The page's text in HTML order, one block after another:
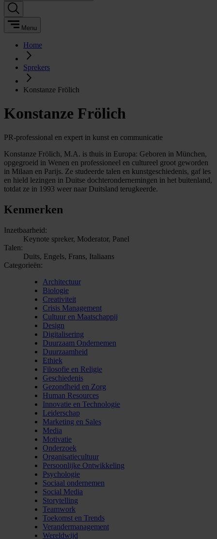
Menu
Home
Sprekers
Konstanze Frölich
Konstanze Frölich
PR-professional en expert in kunst en communicatie
Konstanze Frölich, M.A. is thuis in Europa: Geboren in München,
opgegroeid in Wenen en professioneel en cultureel groot geworden
in Milaan en Parijs. Ze studeerde talen en kunstgeschiedenis, gaf les
en hield lezingen in Duitse dochterondernemingen in het buitenland,
totdat ze in 1993 weer naar Duitsland terugkeerde.
Kenmerken
Inzetbaarheid:
Keynote spreker, Moderator, Panel
Talen:
Duits, Engels, Frans, Italiaans
Categorieën:
Architectuur
Biologie
Creativiteit
Crisis Management
Cultuur en Maatschappij
Design
Digitalisering
Duurzaam Ondernemen
Duurzaamheid
Ethiek
Filosofie en Religie
Geschiedenis
Gezondheid en Zorg
Human Resources
Innovatie en Technologie
Leiderschap
Marketing en Sales
Media
Motivatie
Onderzoek
Organisatiecultuur
Persoonlijke Ontwikkeling
Psychologie
Sociaal ondernemen
Social Media
Storytelling
Teamwork
Toekomst en Trends
Verandermanagement
Wereldwijd